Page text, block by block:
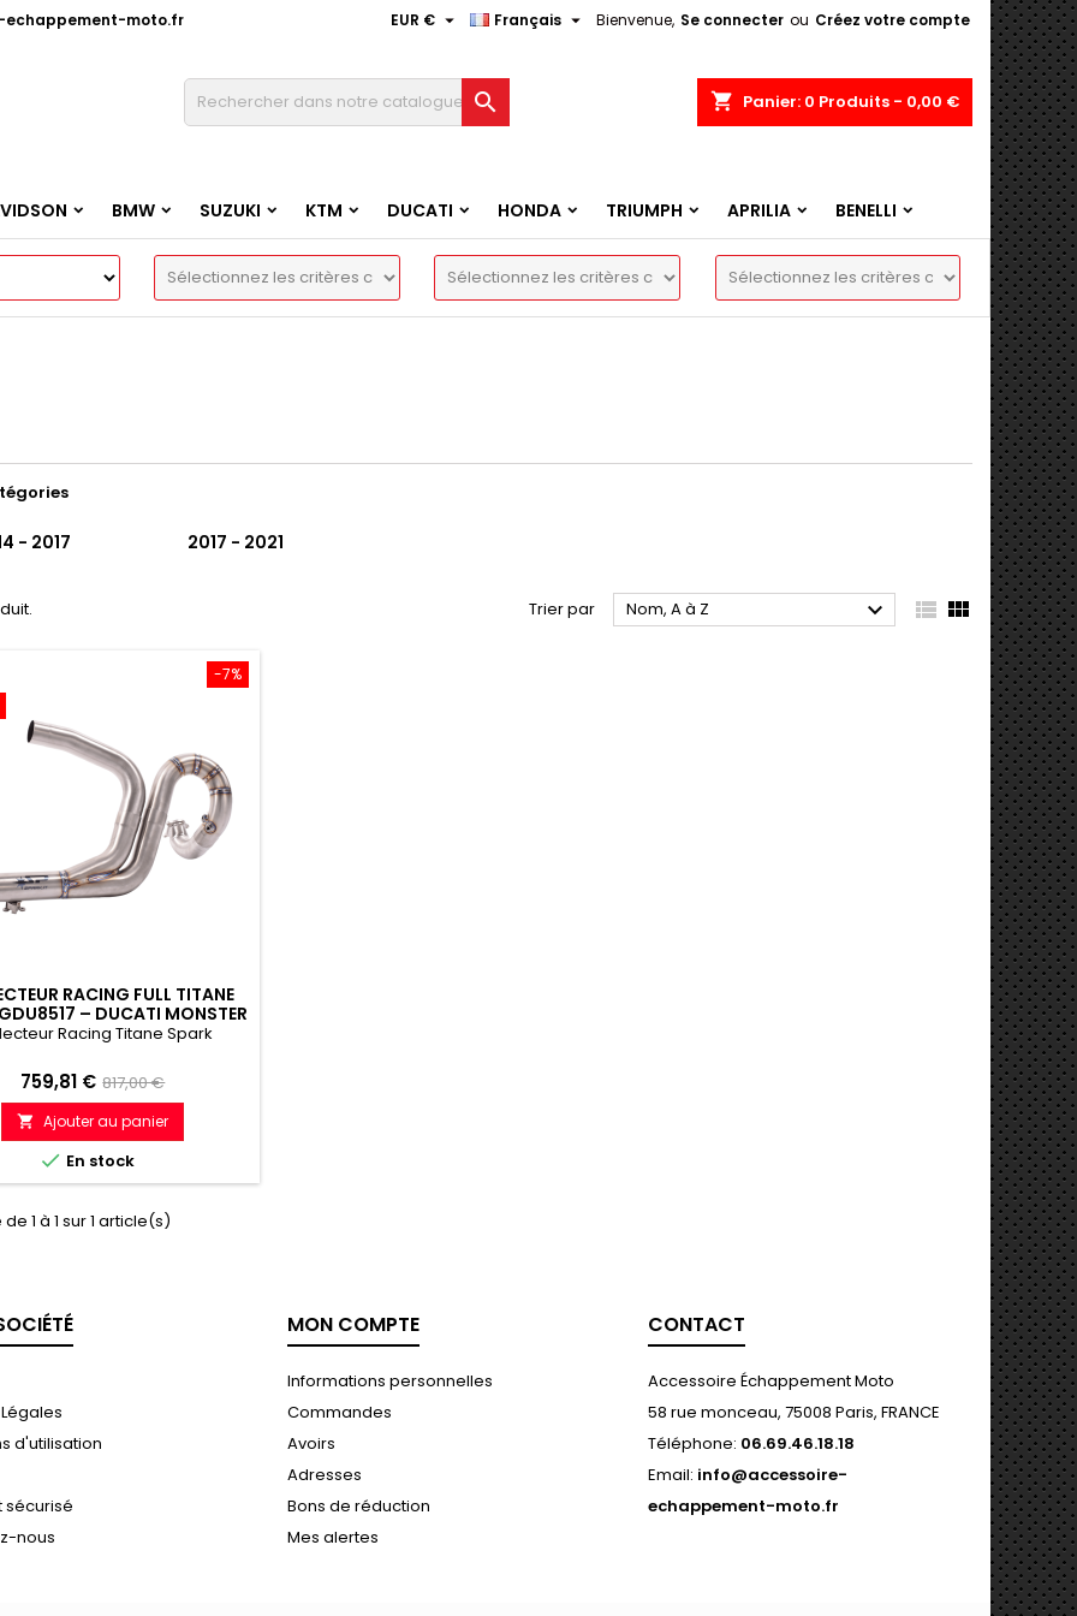
echappement-moto.fr Bienvenue, Se connecter ou Créez votre compte
Français 
EUR € 
 shopping_cart Panier: 0 Produits - 0,00 €
BMW SUZUKI KTM DUCATI HONDA TRIUMPH APRILIA BENELLI
- 2017 2017 - 2021
Trier par Nom, A à Z   
-7%
RACING FULL TITANE
– DUCATI MONSTER
/ 1200 (2014–2021)
Racing Titane Spark
Prix
759,81 € Prix
de
référence
817,00 €
 Ajouter au panier
 En stock
1 à 1 sur 1 article(s)
d'utilisation
sécurisé
nous
MON COMPTE
Informations personnelles
Commandes
Avoirs
Adresses
Bons de réduction
Mes alertes
CONTACT
Accessoire Échappement Moto
58 rue monceau, 75008 Paris, FRANCE
Téléphone: 06.69.46.18.18
Email: info@accessoire-
echappement-moto.fr